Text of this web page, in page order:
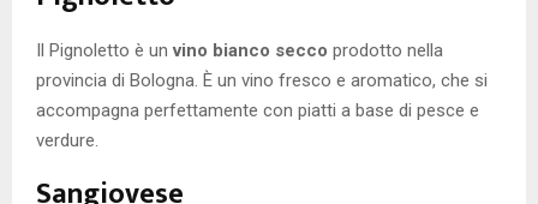
Il Pignoletto è unvino bianco secco prodotto nella
provincia di Bologna. È un vino fresco e aromatico, che si
accompagna perfettamente con piatti a base di pesce e
verdure.
Sangiovese